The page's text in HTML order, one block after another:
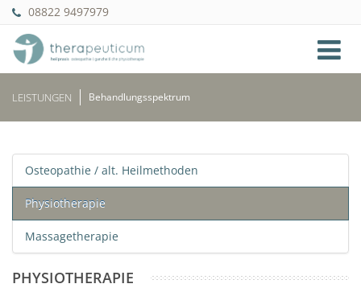
08822 9497979
LEISTUNGEN Behandlungsspektrum
Osteopathie / alt. Heilmethoden
Physiotherapie
Massagetherapie
PHYSIOTHERAPIE